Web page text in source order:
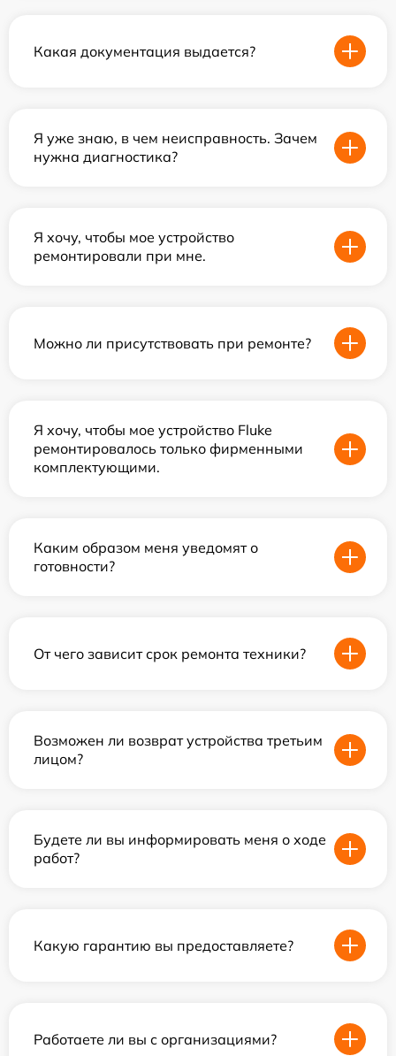
Какая документация выдается?
Я уже знаю, в чем неисправность. Зачем
нужна диагностика?
Я хочу, чтобы мое устройство
ремонтировали при мне.
Можно ли присутствовать при ремонте?
Я хочу, чтобы мое устройство Fluke
ремонтировалось только фирменными
комплектующими.
Каким образом меня уведомят о
готовности?
От чего зависит срок ремонта техники?
Возможен ли возврат устройства третьим
лицом?
Будете ли вы информировать меня о ходе
работ?
Какую гарантию вы предоставляете?
Работаете ли вы с организациями?